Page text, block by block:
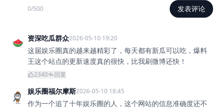
0/500 发表评论
资深吃瓜群众2026-05-10 19:20
这届娱乐圈真的越来越精彩了，每天都有新瓜可以吃，爆料
王这个站点的更新速度真的很快，比我刷微博还快！
2340 回复
娱乐圈福尔摩斯2026-05-10 18:45
作为一个追了十年娱乐圈的人，这个网站的信息准确度还不